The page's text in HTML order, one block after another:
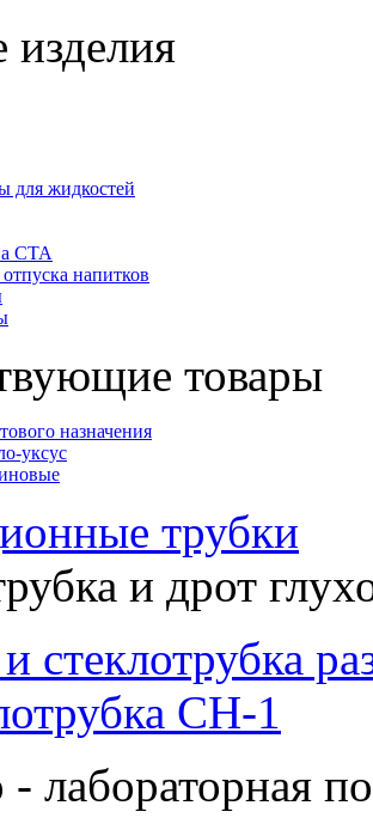
для жидкостей
СТА
напитков
товары
назначения
уксус
трубки
и дрот
стеклотрубка
СН-1
лабораторная